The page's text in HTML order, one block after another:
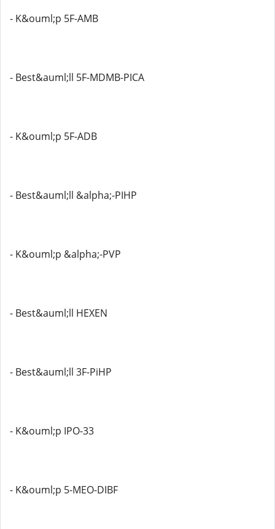
- K&ouml;p 5F-AMB
- Best&auml;ll 5F-MDMB-PICA
- K&ouml;p 5F-ADB
- Best&auml;ll &alpha;-PIHP
- K&ouml;p &alpha;-PVP
- Best&auml;ll HEXEN
- Best&auml;ll 3F-PiHP
- K&ouml;p IPO-33
- K&ouml;p 5-MEO-DIBF